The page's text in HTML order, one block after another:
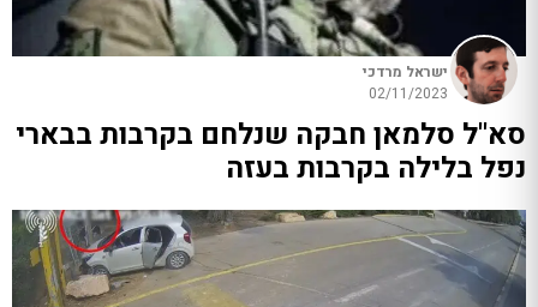
ישראל מרדכי
02/11/2023
סא"ל סלמאן חבקה שנלחם בקרבות בבארי
נפל בלילה בקרבות בעזה